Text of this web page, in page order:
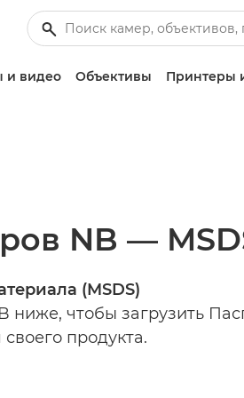
и видео Объективы Принтеры
NB —
(MSDS)
ниже, чтобы загрузить
продукта.